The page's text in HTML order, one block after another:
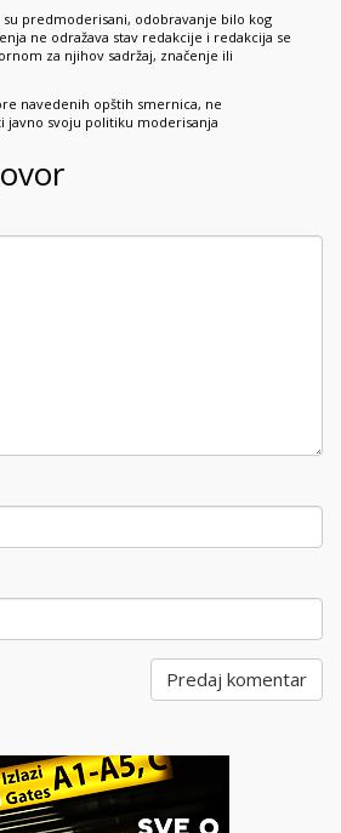
predmoderisani, odobravanje bilo kog
ne odražava stav redakcije i redakcija se
za njihov sadržaj, značenje ili
navedenih opštih smernica, ne
javno svoju politiku moderisanja